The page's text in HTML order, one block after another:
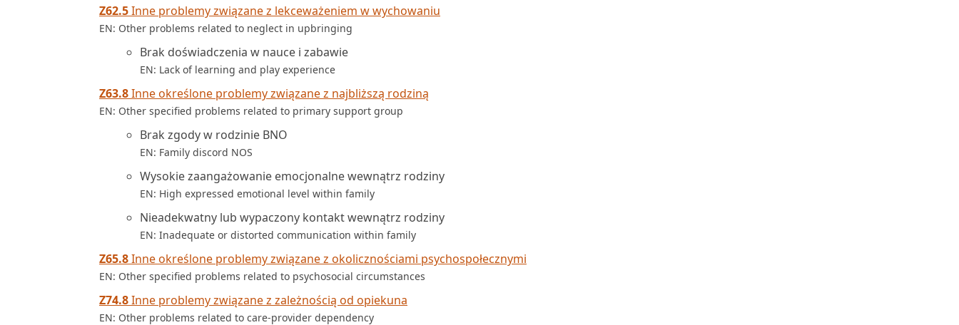
Z62.5Inne problemy związane z lekceważeniem w wychowaniu
EN: Other problems related to neglect in upbringing
Brak doświadczenia w nauce i zabawie
EN: Lack of learning and play experience
Z63.8Inne określone problemy związane z najbliższą rodziną
EN: Other specified problems related to primary support group
Brak zgody w rodzinie BNO
EN: Family discord NOS
Wysokie zaangażowanie emocjonalne wewnątrz rodziny
EN: High expressed emotional level within family
Nieadekwatny lub wypaczony kontakt wewnątrz rodziny
EN: Inadequate or distorted communication within family
Z65.8Inne określone problemy związane z okolicznościami psychospołecznymi
EN: Other specified problems related to psychosocial circumstances
Z74.8Inne problemy związane z zależnością od opiekuna
EN: Other problems related to care-provider dependency